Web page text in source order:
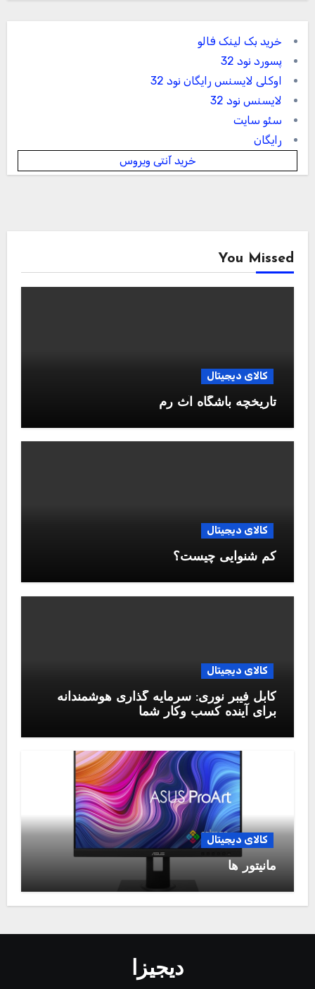
خرید بک لینک فالو
پسورد نود 32
اوکلی لایسنس رایگان نود 32
لایسنس نود 32
سئو سایت
رایگان
خرید آنتی ویروس
You Missed
کالای دیجیتال
تاریخچه باشگاه آث رم
کالای دیجیتال
کم شنوایی چیست؟
کالای دیجیتال
کابل فیبر نوری: سرمایه گذاری هوشمندانه
برای آینده کسب وکار شما
کالای دیجیتال
مانیتور ها
دیجیزا